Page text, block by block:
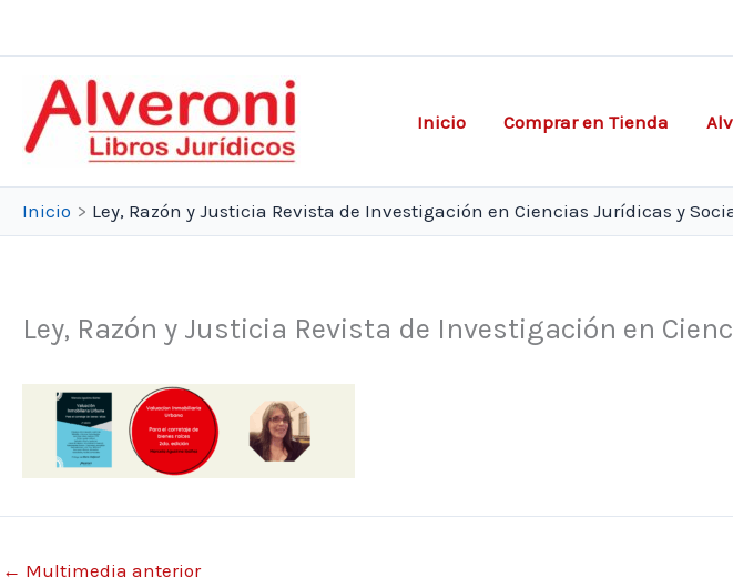
contenido
Inicio Comprar en Tienda
Inicio Ley, Razón y Justicia Revista de Investigación en Ciencias Jurídicas y
Ley, Razón y Justicia Revista de Investigación en
← Multimedia anterior